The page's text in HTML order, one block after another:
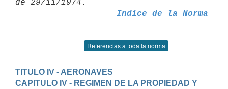
Indice de la Norma
Referencias a toda la norma
TITULO IV - AERONAVES
CAPITULO IV - REGIMEN DE LA PROPIEDAD Y